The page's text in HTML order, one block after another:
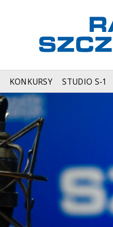
KONKURSY STUDIO S-1